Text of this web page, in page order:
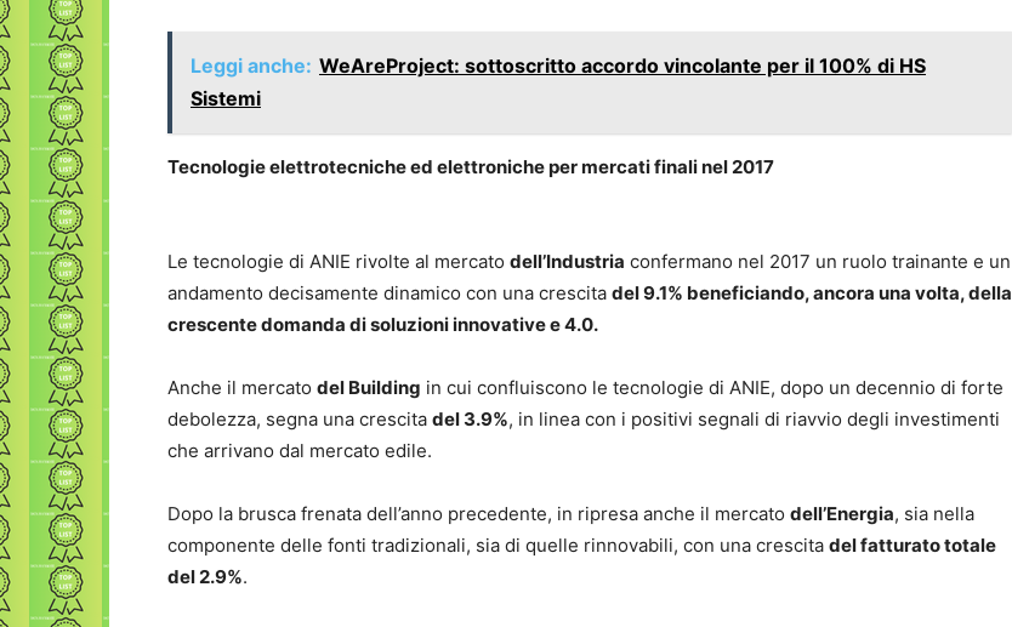
Leggi anche: WeAreProject: sottoscritto accordo vincolante per il 100% di HS
Sistemi
Tecnologie elettrotecniche ed elettroniche per mercati finali nel 2017
Le tecnologie di ANIE rivolte al mercato dell’Industria confermano nel 2017 un ruolo trainante e un
andamento decisamente dinamico con una crescita del 9.1% beneficiando, ancora una volta, della
crescente domanda di soluzioni innovative e 4.0.
Anche il mercato del Building in cui confluiscono le tecnologie di ANIE, dopo un decennio di forte
debolezza, segna una crescita del 3.9%, in linea con i positivi segnali di riavvio degli investimenti
che arrivano dal mercato edile.
Dopo la brusca frenata dell’anno precedente, in ripresa anche il mercato dell’Energia, sia nella
componente delle fonti tradizionali, sia di quelle rinnovabili, con una crescita del fatturato totale
del 2.9%.